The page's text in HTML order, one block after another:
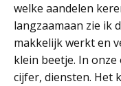
welke aandelen
langzaamaan zie ik
makkelijk werkt en
klein beetje. In
cijfer, diensten. Het